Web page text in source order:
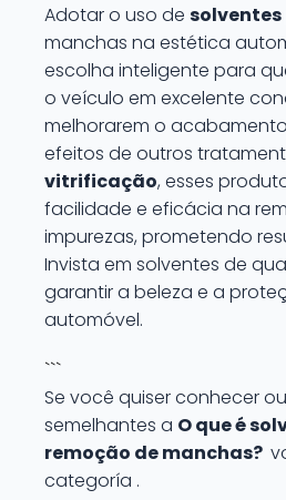
Adotar o uso de solventes
manchas na estética
escolha inteligente para
o veículo em excelente
melhorarem o
efeitos de outros
vitrificação, esses
facilidade e eficácia na
impurezas, prometendo
Invista em solventes de
garantir a beleza e a
automóvel.
```
Se você quiser conhecer
semelhantes a O que é
remoção de manchas?
categoría .